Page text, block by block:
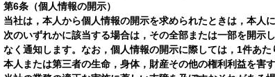
第6条（個人情報の開示）
当社は，本人から個人情報の開示を求められたときは，本人
次のいずれかに該当する場合は，その全部または一部を開示
なく通知します。なお，個人情報の開示に際しては，1件あた
本人または第三者の生命，身体，財産その他の権利利益を害